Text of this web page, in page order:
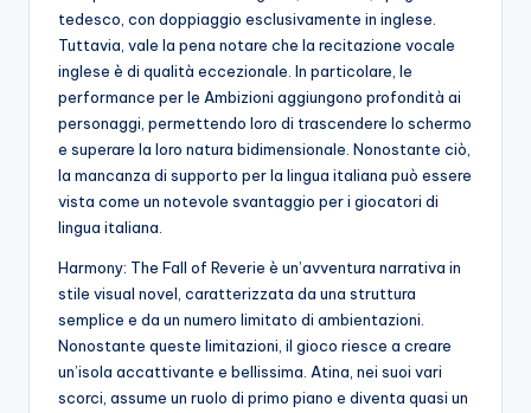
tedesco, con doppiaggio esclusivamente in inglese.
Tuttavia, vale la pena notare che la recitazione vocale
inglese è di qualità eccezionale. In particolare, le
performance per le Ambizioni aggiungono profondità ai
personaggi, permettendo loro di trascendere lo schermo
e superare la loro natura bidimensionale. Nonostante ciò,
la mancanza di supporto per la lingua italiana può essere
vista come un notevole svantaggio per i giocatori di
lingua italiana.
Harmony: The Fall of Reverie è un’avventura narrativa in
stile visual novel, caratterizzata da una struttura
semplice e da un numero limitato di ambientazioni.
Nonostante queste limitazioni, il gioco riesce a creare
un’isola accattivante e bellissima. Atina, nei suoi vari
scorci, assume un ruolo di primo piano e diventa quasi un